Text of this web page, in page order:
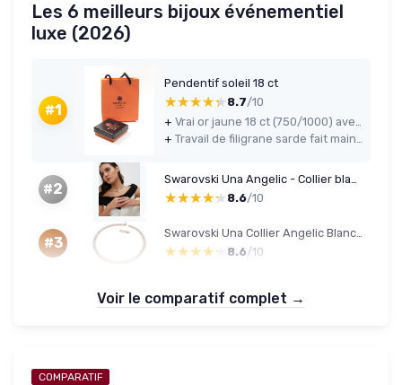
Les 6 meilleurs bijoux événementiel
luxe (2026)
#1
Pendentif soleil 18 ct
★★★★★
★★★★★ 8.7/10
+
+
#2 ★★★★★
★★★★★ 8.6/10
#3 ★★★★★
★★★★★ 8.6/10
Voir le comparatif complet →
COMPARATIF